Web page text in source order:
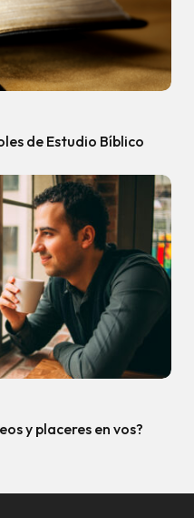
de Estudio Bíblico
y placeres en vos?